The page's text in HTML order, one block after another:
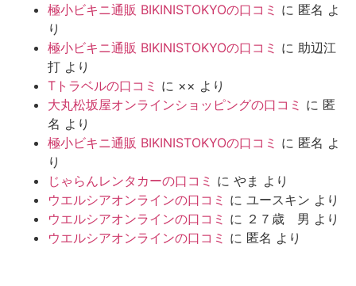
極小ビキニ通販 BIKINISTOKYOの口コミ に 匿名 よ
り
極小ビキニ通販 BIKINISTOKYOの口コミ に 助辺江
打 より
Tトラベルの口コミ に ×× より
大丸松坂屋オンラインショッピングの口コミ に 匿
名 より
極小ビキニ通販 BIKINISTOKYOの口コミ に 匿名 よ
り
じゃらんレンタカーの口コミ に やま より
ウエルシアオンラインの口コミ に ユースキン より
ウエルシアオンラインの口コミ に ２７歳 男 より
ウエルシアオンラインの口コミ に 匿名 より